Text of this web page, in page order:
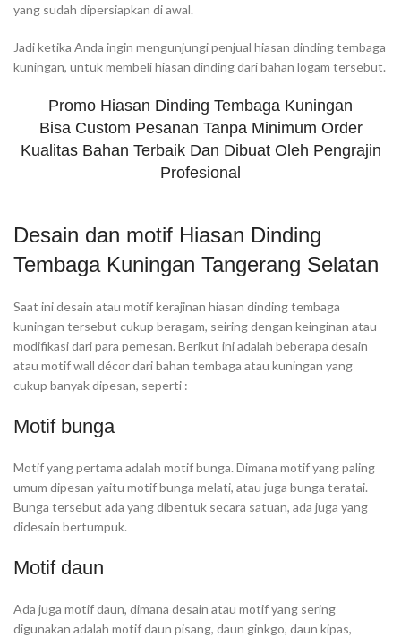
yang sudah dipersiapkan di awal.
Jadi ketika Anda ingin mengunjungi penjual hiasan dinding tembaga
kuningan, untuk membeli hiasan dinding dari bahan logam tersebut.
Promo Hiasan Dinding Tembaga Kuningan
Bisa Custom Pesanan Tanpa Minimum Order
Kualitas Bahan Terbaik Dan Dibuat Oleh Pengrajin
Profesional
Desain dan motif Hiasan Dinding
Tembaga Kuningan Tangerang Selatan
Saat ini desain atau motif kerajinan hiasan dinding tembaga
kuningan tersebut cukup beragam, seiring dengan keinginan atau
modifikasi dari para pemesan. Berikut ini adalah beberapa desain
atau motif wall décor dari bahan tembaga atau kuningan yang
cukup banyak dipesan, seperti :
Motif bunga
Motif yang pertama adalah motif bunga. Dimana motif yang paling
umum dipesan yaitu motif bunga melati, atau juga bunga teratai.
Bunga tersebut ada yang dibentuk secara satuan, ada juga yang
didesain bertumpuk.
Motif daun
Ada juga motif daun, dimana desain atau motif yang sering
digunakan adalah motif daun pisang, daun ginkgo, daun kipas,